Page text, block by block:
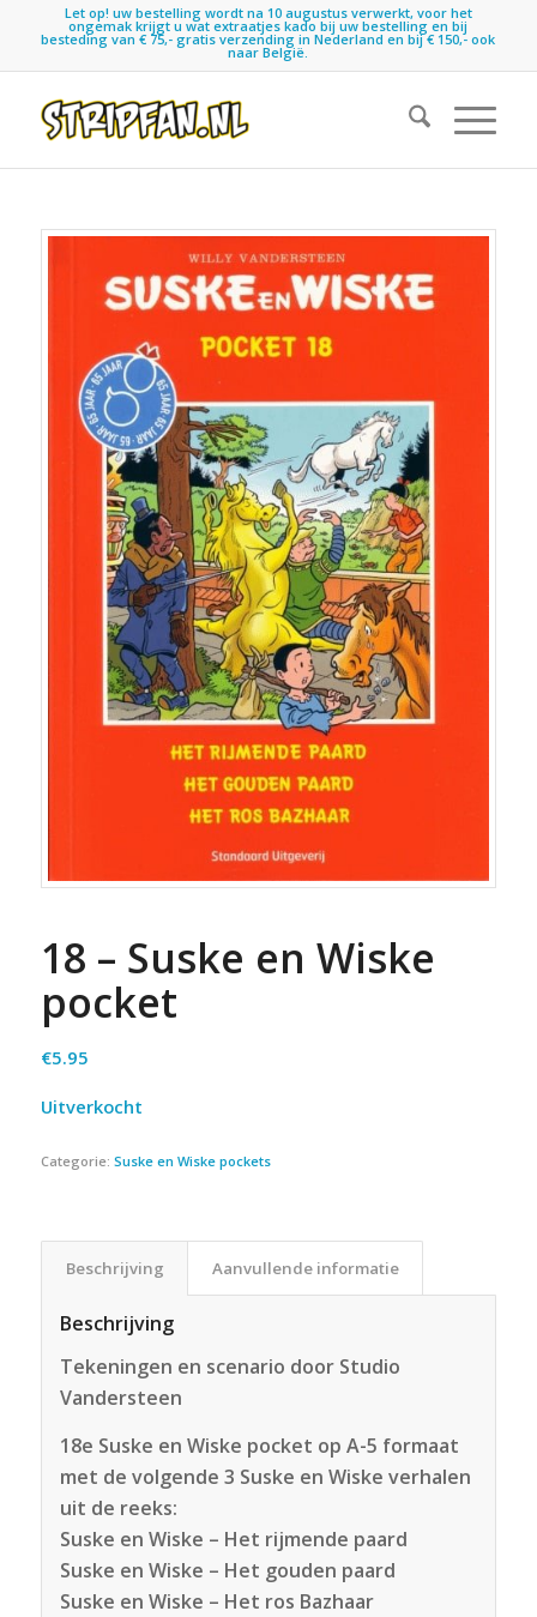
Let op! uw bestelling wordt na 10 augustus verwerkt, voor het
ongemak krijgt u wat extraatjes kado bij uw bestelling en bij
besteding van € 75,- gratis verzending in Nederland en bij € 150,- ook
naar België.
18 – Suske en Wiske
pocket
€5.95
Uitverkocht
Categorie: Suske en Wiske pockets
Beschrijving Aanvullende informatie
Beschrijving
Tekeningen en scenario door Studio
Vandersteen
18e Suske en Wiske pocket op A-5 formaat
met de volgende 3 Suske en Wiske verhalen
uit de reeks:
Suske en Wiske – Het rijmende paard
Suske en Wiske – Het gouden paard
Suske en Wiske – Het ros Bazhaar